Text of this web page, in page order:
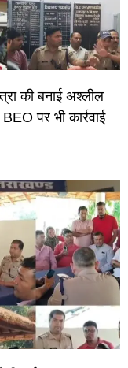
की बनाई अश्लील
पर भी कार्रवाई